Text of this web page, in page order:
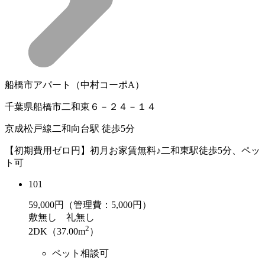
船橋市アパート（中村コーポA）
千葉県船橋市二和東６－２４－１４
京成松戸線二和向台駅 徒歩5分
【初期費用ゼロ円】初月お家賃無料♪二和東駅徒歩5分、ペッ
ト可
101
59,000円（管理費：5,000円）
敷無し 礼無し
2DK（37.00m2 ）
ペット相談可